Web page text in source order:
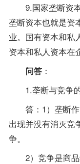
9.国家垄断资本
垄断资本也就是资
业。国有资本和私
资本和私人资本在
问答：
1.垄断与竞争的
答：1）垄断作
出现并没有消灭竞
争。
2）竞争是商品